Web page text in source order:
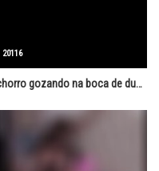
20116
Cachorro gozando na boca de duas mulheres boqueteiras